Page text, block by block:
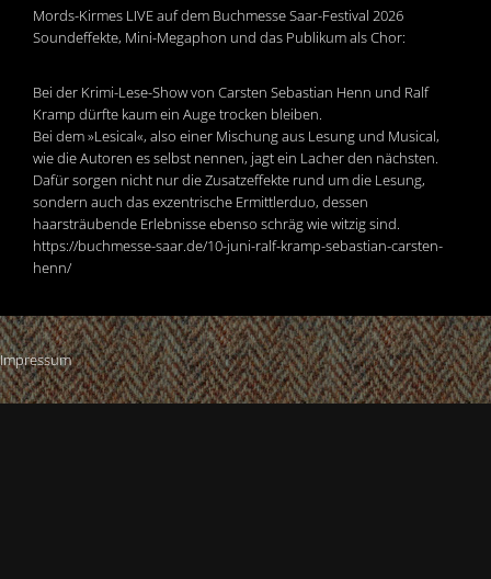
Mords-Kirmes LIVE auf dem Buchmesse Saar-Festival 2026
Soundeffekte, Mini-Megaphon und das Publikum als Chor:
Bei der Krimi-Lese-Show von Carsten Sebastian Henn und Ralf
Kramp dürfte kaum ein Auge trocken bleiben.
Bei dem »Lesical«, also einer Mischung aus Lesung und Musical,
wie die Autoren es selbst nennen, jagt ein Lacher den nächsten.
Dafür sorgen nicht nur die Zusatzeffekte rund um die Lesung,
sondern auch das exzentrische Ermittlerduo, dessen
haarsträubende Erlebnisse ebenso schräg wie witzig sind.
https://buchmesse-saar.de/10-juni-ralf-kramp-sebastian-carsten-
henn/
Impressum